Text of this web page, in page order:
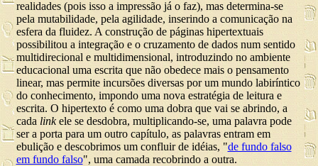
realidades (pois isso a impressão já o faz), mas determina-se
pela mutabilidade, pela agilidade, inserindo a comunicação na
esfera da fluidez. A construção de páginas hipertextuais
possibilitou a integração e o cruzamento de dados num sentido
multidirecional e multidimensional, introduzindo no ambiente
educacional uma escrita que não obedece mais o pensamento
linear, mas permite incursões diversas por um mundo labiríntico
do conhecimento, impondo uma nova estratégia de leitura e
escrita. O hipertexto é como uma dobra que vai se abrindo, a
cada linkele se desdobra, multiplicando-se, uma palavra pode
ser a porta para um outro capítulo, as palavras entram em
ebulição e descobrimos um confluir de idéias, "de fundo falso
em fundo falso", uma camada recobrindo a outra.